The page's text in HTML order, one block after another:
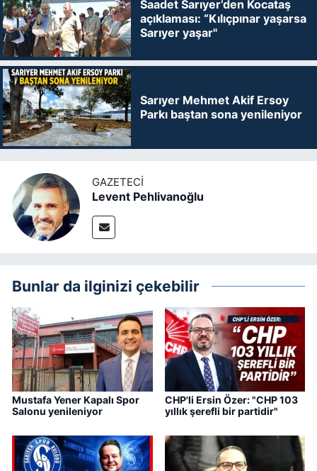
Saadet Sarıyer’den Kocataş
açıklaması: “Kılıçpınar yaşarsa
Sarıyer yaşar"
Sarıyer Mehmet Akif Ersoy
Parkı baştan sona yenileniyor
GAZETECI
Levent Pehlivanoğlu
Bunlar da ilginizi çekebilir
Mustafa Yener Kapalı Spor
Salonu yenileniyor
CHP'li Ersin Özer: "CHP 103
yıllık şerefli bir partidir"